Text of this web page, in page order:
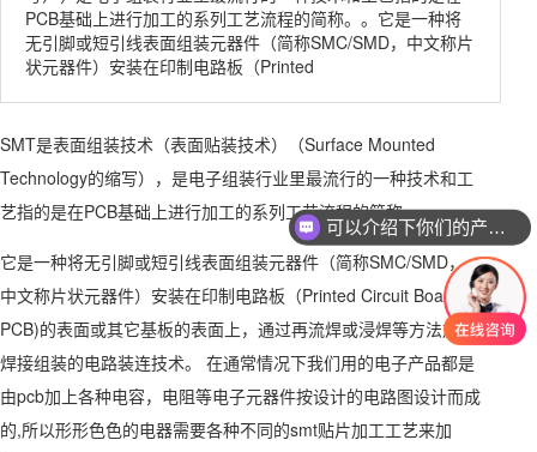
PCB基础上进行加工的系列工艺流程的简称。。它是一种将
无引脚或短引线表面组装元器件（简称SMC/SMD，中文称片
状元器件）安装在印制电路板（Printed
SMT是表面组装技术（表面贴装技术）（Surface Mounted
Technology的缩写），是电子组装行业里最流行的一种技术和工
艺指的是在PCB基础上进行加工的系列工艺流程的简称。
它是一种将无引脚或短引线表面组装元器件（简称SMC/SMD，
中文称片状元器件）安装在印制电路板（Printed Circuit Board，
PCB)的表面或其它基板的表面上，通过再流焊或浸焊等方法加以
焊接组装的电路装连技术。 在通常情况下我们用的电子产品都是
由pcb加上各种电容，电阻等电子元器件按设计的电路图设计而成
的,所以形形色色的电器需要各种不同的smt贴片加工工艺来加
可以介绍下你们的产品么
你们是怎么收费的呢